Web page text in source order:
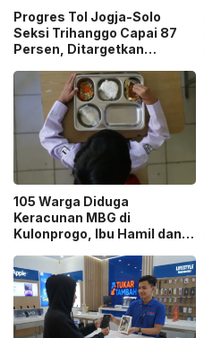
Progres Tol Jogja-Solo
Seksi Trihanggo Capai 87
Persen, Ditargetkan
Bawen Agustus 2026
105 Warga Diduga
Keracunan MBG di
Kulonprogo, Ibu Hamil dan
Terdampak